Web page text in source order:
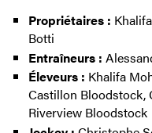
Propriétaires :
Botti
Entraîneurs :
Éleveurs : Khalifa
Castillon Bloodstock,
Riverview Bloodstock